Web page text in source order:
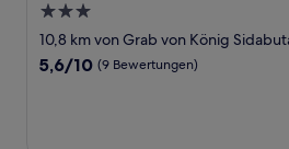
3.0-
Sterne-
Unterkunft
10,8 km von Grab von König
5.6
5,6/10 (9 Bewertungen)